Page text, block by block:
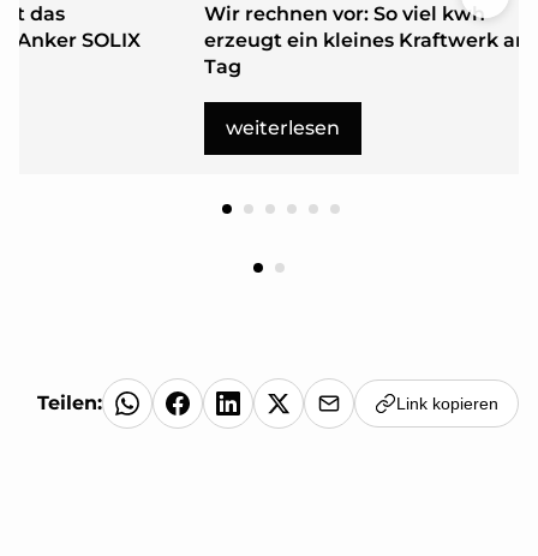
das
Anker SOLIX
Wir rechnen vor: So viel kwh
erzeugt ein kleines Kraftwerk am
Tag
weiterlesen
Teilen: Link kopieren